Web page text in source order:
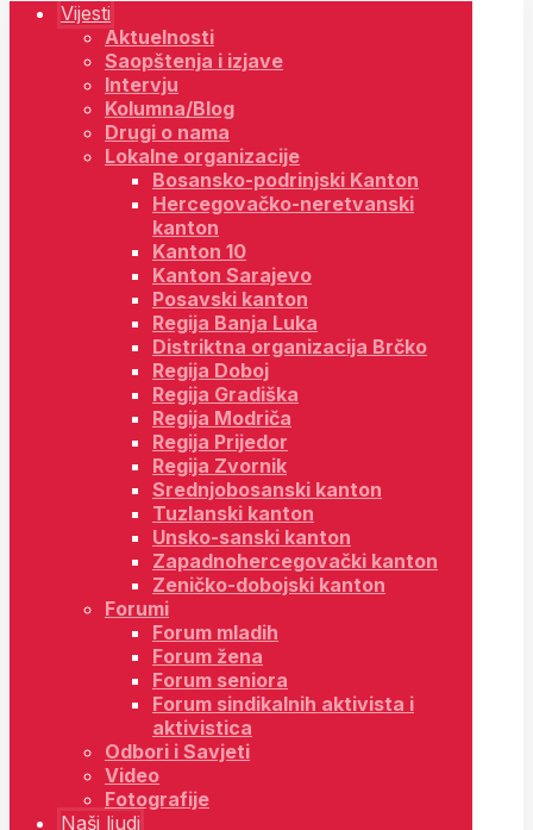
Vijesti
Aktuelnosti
Saopštenja i izjave
Intervju
Kolumna/Blog
Drugi o nama
Lokalne organizacije
Bosansko-podrinjski Kanton
Hercegovačko-neretvanski
kanton
Kanton 10
Kanton Sarajevo
Posavski kanton
Regija Banja Luka
Distriktna organizacija Brčko
Regija Doboj
Regija Gradiška
Regija Modriča
Regija Prijedor
Regija Zvornik
Srednjobosanski kanton
Tuzlanski kanton
Unsko-sanski kanton
Zapadnohercegovački kanton
Zeničko-dobojski kanton
Forumi
Forum mladih
Forum žena
Forum seniora
Forum sindikalnih aktivista i
aktivistica
Odbori i Savjeti
Video
Fotografije
Naši ljudi